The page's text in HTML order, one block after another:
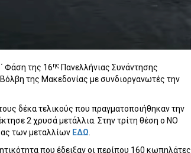
Φάση της 16ης Πανελλήνιας Συνάντησης
της Μακεδονίας με συνδιοργανωτές την
δέκα τελικούς που πραγματοποιήθηκαν την
2 χρυσά μετάλλια. Στην τρίτη θέση ο ΝΟ
των μεταλλίων ΕΔΩ
που έδειξαν οι περίπου 160 κωπηλάτες